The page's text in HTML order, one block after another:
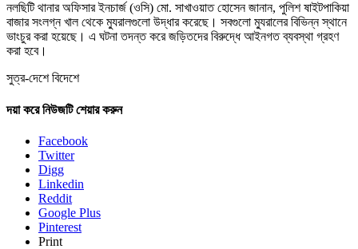
নলছিটি থানার অফিসার ইনচার্জ (ওসি) মো. সাখাওয়াত হোসেন জানান, পুলিশ ষাইটপাকিয়া
বাজার সংলগ্ন খাল থেকে ম্যুরালগুলো উদ্ধার করেছে। সবগুলো ম্যুরালের বিভিন্ন স্থানে
ভাংচুর করা হয়েছে। এ ঘটনা তদন্ত করে জড়িতদের বিরুদ্ধে আইনগত ব্যবস্থা গ্রহণ
করা হবে।
সুত্র-দেশে বিদেশে
দয়া করে নিউজটি শেয়ার করুন
Facebook
Twitter
Digg
Linkedin
Reddit
Google Plus
Pinterest
Print